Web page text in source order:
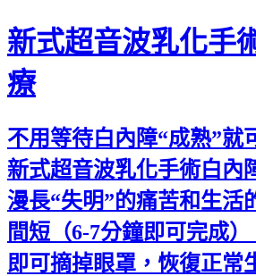
新式超音波乳化手
療
不用等待白內障“成熟”就
新式超音波乳化手術白內
漫長“失明”的痛苦和生活
間短（6-7分鐘即可完成
即可摘掉眼罩，恢復正常